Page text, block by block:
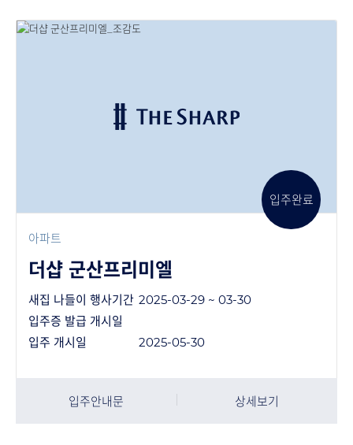
입주완료
아파트
더샵 군산프리미엘
새집 나들이 행사기간 2025-03-29 ~ 03-30
입주증 발급 개시일
입주 개시일
2025-05-30
입주안내문 상세보기